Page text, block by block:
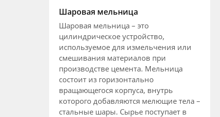
Шаровая мельница
Шаровая мельница – это
цилиндрическое устройство,
используемое для измельчения или
смешивания материалов при
производстве цемента. Мельница
состоит из горизонтально
вращающегося корпуса, внутрь
которого добавляются мелющие тела –
стальные шары. Сырье поступает в